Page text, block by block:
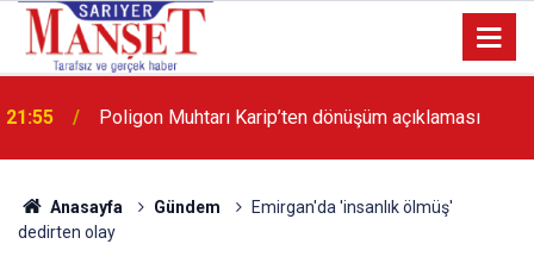
Poligon Muhtarı Karip’ten dönüşüm açıklaması
13:36 'Poligon'da İstanbul'a örnek proje gerçekleştirilecek'
Anasayfa Gündem
Emirgan'da 'insanlık ölmüş'
dedirten olay